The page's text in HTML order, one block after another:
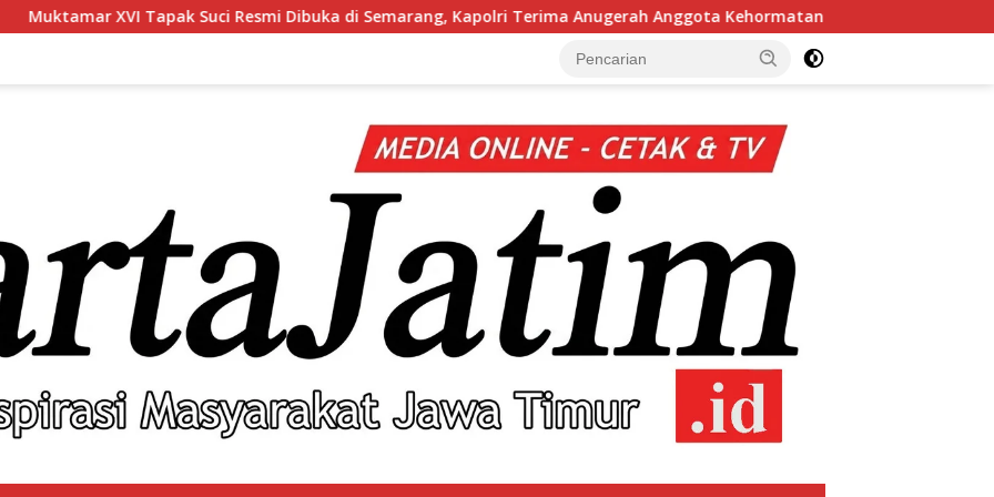
Resmi Dibuka di Semarang, Kapolri Terima Anugerah Anggota Kehormatan Kapolri Dukung Dialog Penyusunan